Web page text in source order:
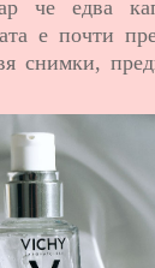
че едва
е почти
снимки,